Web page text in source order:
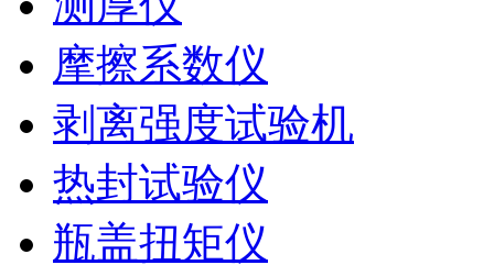
摩擦系数仪
剥离强度试验机
热封试验仪
瓶盖扭矩仪